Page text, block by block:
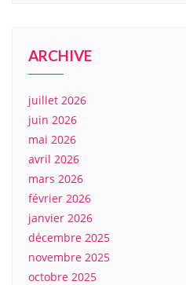
ARCHIVE
juillet 2026
juin 2026
mai 2026
avril 2026
mars 2026
février 2026
janvier 2026
décembre 2025
novembre 2025
octobre 2025